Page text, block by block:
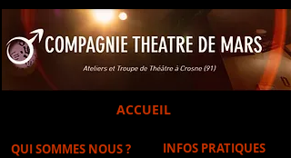
ACCUEIL
QUI SOMMES NOUS ? INFOS PRATIQUES